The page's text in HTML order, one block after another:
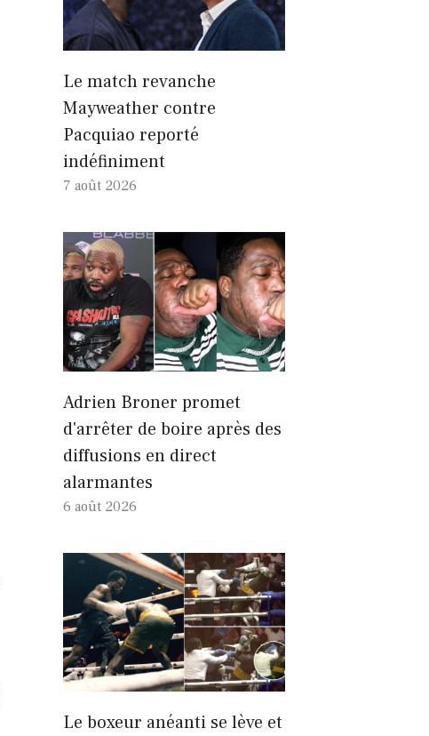
Le match revanche
Mayweather contre
Pacquiao reporté
indéfiniment
7 août 2026
Adrien Broner promet
d'arrêter de boire après des
diffusions en direct
alarmantes
6 août 2026
Le boxeur anéanti se lève et